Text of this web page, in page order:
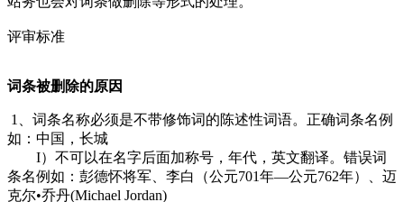
评审标准
词条被删除的原因
1、词条名称必须是不带修饰词的陈述性词语。正确词条名例
如：中国，长城
I）不可以在名字后面加称号，年代，英文翻译。错误词
条名例如：彭德怀将军、李白（公元701年—公元762年）、迈
克尔•乔丹(Michael Jordan)